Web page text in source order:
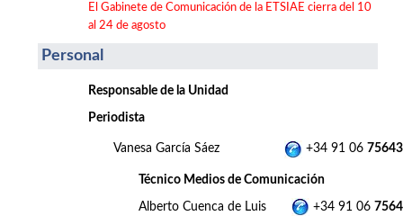
El Gabinete de Comunicación de la ETSIAE cierra del 10
al 24 de agosto
Personal
Responsable de la Unidad
Periodista
Vanesa García Sáez +34 91 06 75643
Técnico Medios de Comunicación
Alberto Cuenca de Luis +34 91 06